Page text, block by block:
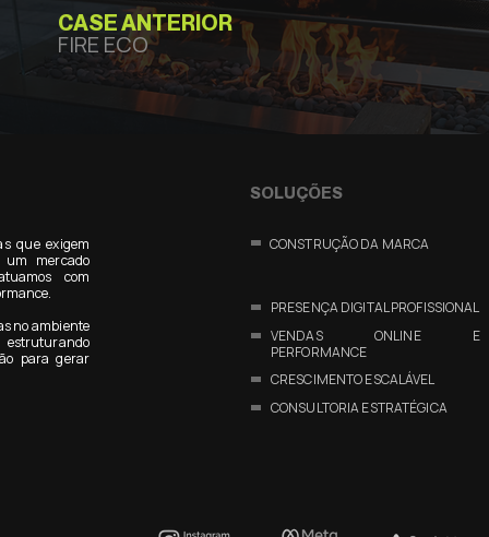
CASE ANTERIOR
FIRE ECO
que exigem
mercado
com
no ambiente
para gerar
SOLUÇÕES
CONSTRUÇÃO DA MARCA
PRESENÇA DIGITAL PROFISSIONAL
VENDAS ONLINE E
PERFORMANCE
CRESCIMENTO ESCALÁVEL
CONSULTORIA ESTRATÉGICA